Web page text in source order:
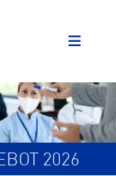
2026